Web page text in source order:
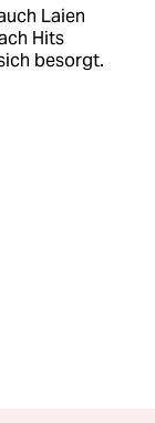
Laien
Hits
besorgt.